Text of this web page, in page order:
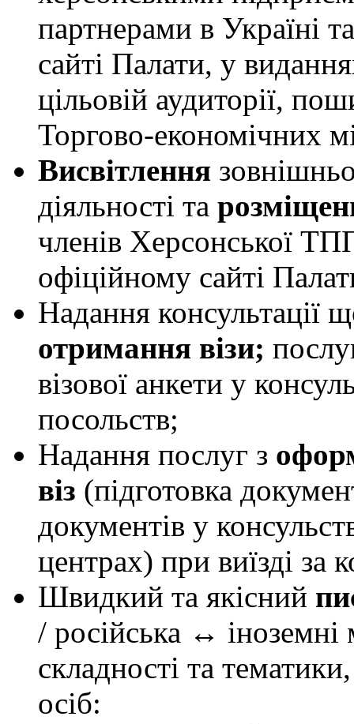
партнерами в Україні
сайті Палати, у
цільовій аудиторії,
Торгово-економічних
Висвітлення
діяльності та
членів Херсонської
офіційному сайті
Надання консультації
отримання візи;
візової анкети у
посольств;
Надання послуг з
віз (підготовка
документів у
центрах) при виїзді за
Швидкий та якісний
/ російська ↔ іноземні
складності та
осіб: